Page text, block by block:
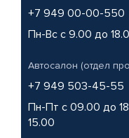
+7 949 00-00-550
Пн-Вс с 9.00 до
Автосалон (отдел
+7 949 503-45-55
Пн-Пт с 09.00 до
15.00